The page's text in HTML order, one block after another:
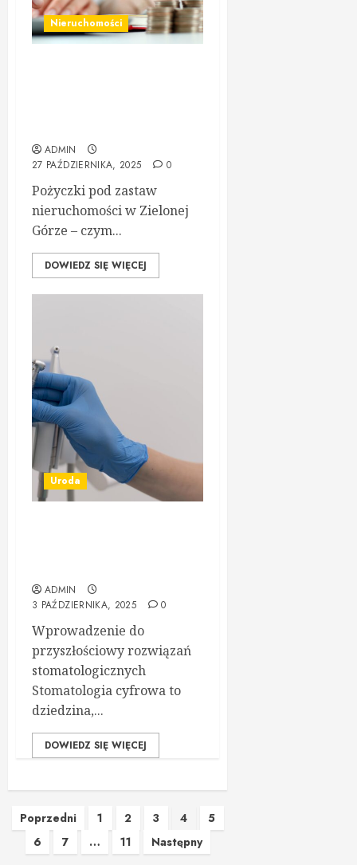
Nieruchomości
ADMIN
27 PAŹDZIERNIKA, 2025
0
Pożyczki pod zastaw
nieruchomości w Zielonej
Górze – czym...
DOWIEDZ SIĘ WIĘCEJ
Uroda
ADMIN
3 PAŹDZIERNIKA, 2025
0
Wprowadzenie do
przyszłościowy rozwiązań
stomatologicznych
Stomatologia cyfrowa to
dziedzina,...
DOWIEDZ SIĘ WIĘCEJ
Stronicowanie
wpisów
Poprzedni 1 2 3 4
5
6
7 … 11 Następny